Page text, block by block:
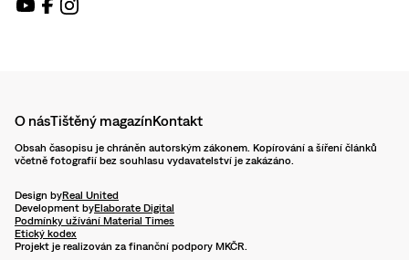
O násTištěný magazínKontakt
Obsah časopisu je chráněn autorským zákonem. Kopírování a šíření článků
včetně fotografií bez souhlasu vydavatelství je zakázáno.
Design byReal United
Development byElaborate Digital
Podmínky užívání Material Times
Etický kodex
Projekt je realizován za finanční podpory MKČR.